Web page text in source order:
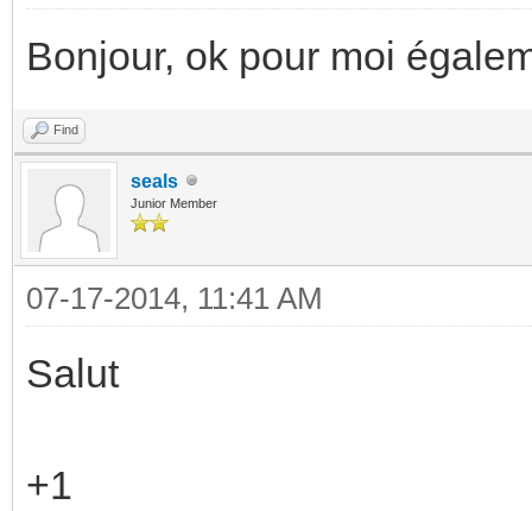
Bonjour, ok pour moi
Find
seals
Junior Member
07-17-2014, 11:41 AM
Salut
+1